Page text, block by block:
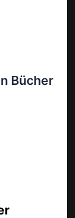
Bücher